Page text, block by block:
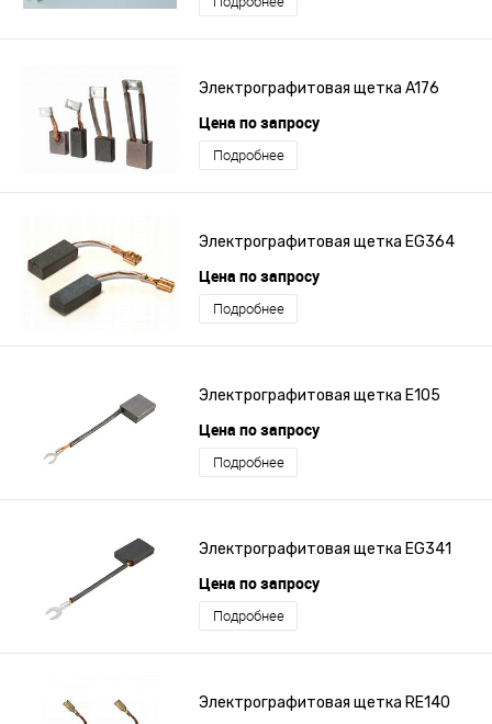
Электрографитовая щетка A176
Цена по запросу
Подробнее
Электрографитовая щетка EG364
Цена по запросу
Подробнее
Электрографитовая щетка E105
Цена по запросу
Подробнее
Электрографитовая щетка EG341
Цена по запросу
Подробнее
Электрографитовая щетка RE140